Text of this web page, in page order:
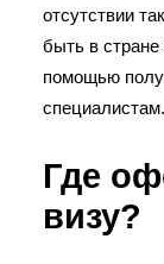
отсутствии
быть в
помощью
специалистам.
Где
визу?